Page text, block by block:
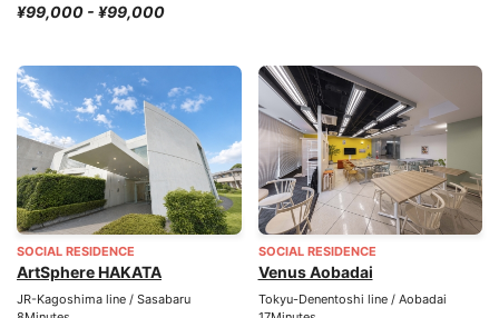
¥99,000 - ¥99,000
SOCIAL RESIDENCE
ArtSphere HAKATA
JR-Kagoshima line / Sasabaru
SOCIAL RESIDENCE
Venus Aobadai
Tokyu-Denentoshi line / Aobadai